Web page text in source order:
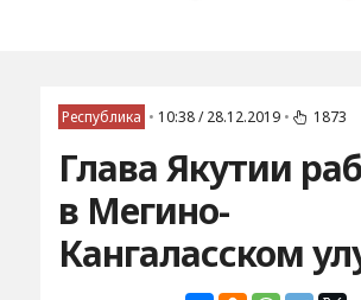
Республика • 10:38 / 28.12.2019 • 1873
Глава Якутии
в Мегино-
Кангаласском